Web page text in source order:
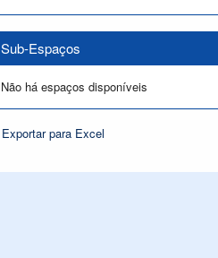
Sub-Espaços
Não há espaços disponíveis
Exportar para Excel